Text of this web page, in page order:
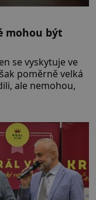
mohou být
se vyskytuje ve
poměrně velká
ale nemohou,